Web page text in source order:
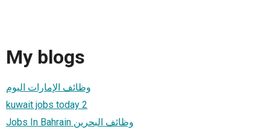
My blogs
وظائف الإمارات اليوم
kuwait jobs today 2
Jobs In Bahrain وظائف البحرين